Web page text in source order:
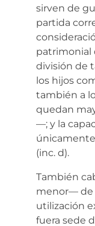
sirven de
partida
patrimonial
división de
los hijos
también a
quedan
—; y la
únicamente
(inc. d).
También
menor— de
utilización
fuera sede